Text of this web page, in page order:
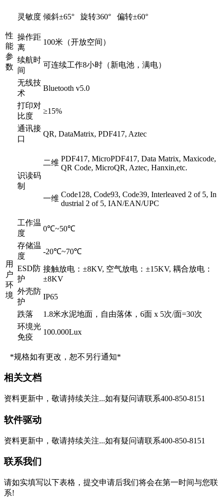
性
能
参
数
灵敏度 倾斜±65° 旋转360° 偏转±60°
操作距
离
100米（开放空间）
续航时
间
可连续工作8小时（新电池，满电）
无线技
术
Bluetooth v5.0
打印对
比度
≥15%
通讯接
口
QR, DataMatrix, PDF417, Aztec
识读码
制
二维 PDF417, MicroPDF417, Data Matrix, Maxicode,
QR Code, MicroQR, Aztec, Hanxin,etc.
一维 Code128, Code93, Code39, Interleaved 2 of 5, In
dustrial 2 of 5, IAN/EAN/UPC
用
户
环
境
工作温
度
0℃~50℃
存储温
度
-20℃~70℃
ESD防
护
接触放电：±8KV, 空气放电：±15KV, 耦合放电：
±8KV
外壳防
护
IP65
跌落
1.8米水泥地面，自由落体，6面 x 5次/面=30次
环境光
免疫
100.000Lux
*规格如有更改，恕不另行通知*
相关文档
资料更新中，敬请持续关注...如有疑问请联系400-850-8151
软件驱动
资料更新中，敬请持续关注...如有疑问请联系400-850-8151
联系我们
请如实填写以下表格，提交申请后我们将会在第一时间与您联
系!